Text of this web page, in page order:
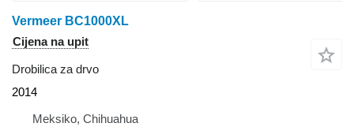
Vermeer BC1000XL
Cijena na upit
Drobilica za drvo
2014
Meksiko, Chihuahua